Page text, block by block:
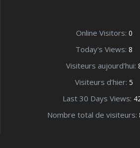
Online Visitors: 0
Today's Views: 8
Visiteurs aujourd’hui:
Visiteurs d’hier: 5
Last 30 Days Views:
Nombre total de visiteurs: